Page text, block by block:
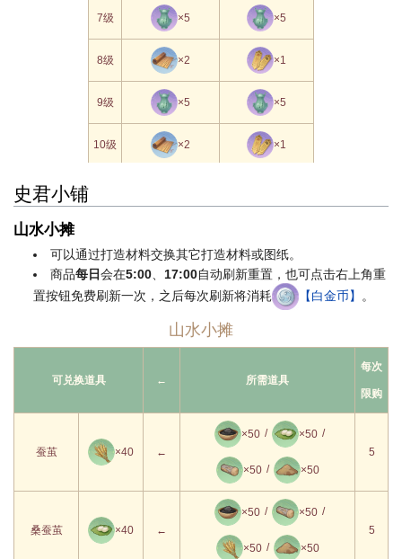
7级 ×5 ×5
8级 ×2 ×1
9级 ×5 ×5
10级 ×2 ×1
13级 ×2 ×1
14级 ×5 ×5
15级 ×2 ×1
16级
×5
18级 ×2
×5
×2
史君小铺
山水小摊
可以通过打造材料交换其它打造材料或图纸。
商品每日会在5:00 17:00自动刷新重置，也可点击右上角重
置按钮免费刷新一次，之后每次刷新将消耗
【白金币】 。
山水小摊
可兑换道具 ← 所需道具
每次
限购
蚕茧 ×40 ←
×50 / ×50 /
×50 / ×50
5
桑蚕茧 ×40 ←
×50 / ×50 /
×50 / ×50
5